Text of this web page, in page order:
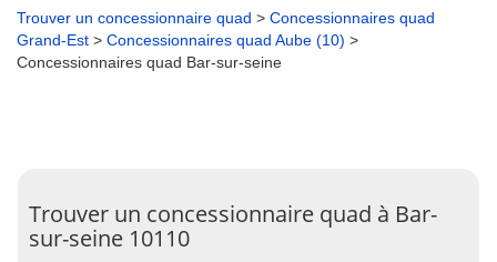
Trouver un concessionnaire quad > Concessionnaires quad
Grand-Est > Concessionnaires quad Aube (10) >
Concessionnaires quad Bar-sur-seine
Trouver un concessionnaire quad à Bar-
sur-seine 10110